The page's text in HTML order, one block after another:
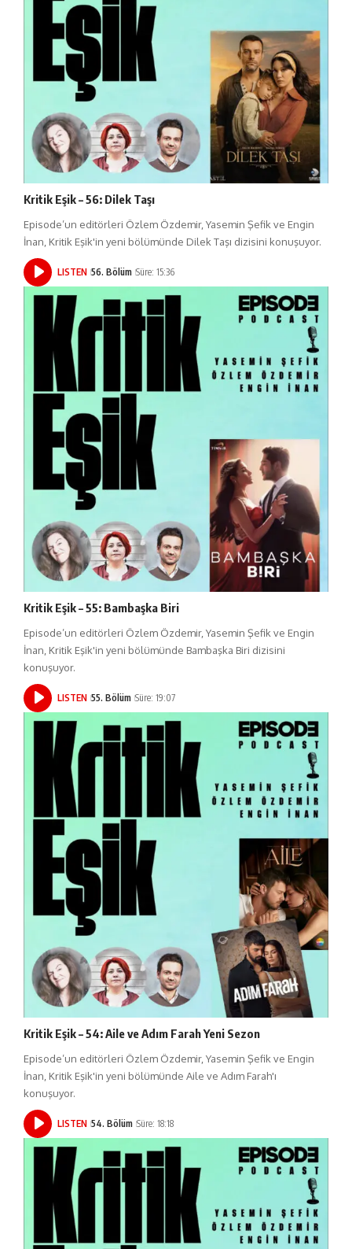
Kritik Eşik – 56: Dilek Taşı
Episode’un editörleri Özlem Özdemir, Yasemin Şefik ve Engin
İnan, Kritik Eşik'in yeni bölümünde Dilek Taşı dizisini konuşuyor.
LISTEN 56. Bölüm Süre: 15:36
Kritik Eşik – 55: Bambaşka Biri
Episode’un editörleri Özlem Özdemir, Yasemin Şefik ve Engin
İnan, Kritik Eşik'in yeni bölümünde Bambaşka Biri dizisini
konuşuyor.
LISTEN 55. Bölüm Süre: 19:07
Kritik Eşik – 54: Aile ve Adım Farah Yeni Sezon
Episode’un editörleri Özlem Özdemir, Yasemin Şefik ve Engin
İnan, Kritik Eşik'in yeni bölümünde Aile ve Adım Farah'ı
konuşuyor.
LISTEN 54. Bölüm Süre: 18:18